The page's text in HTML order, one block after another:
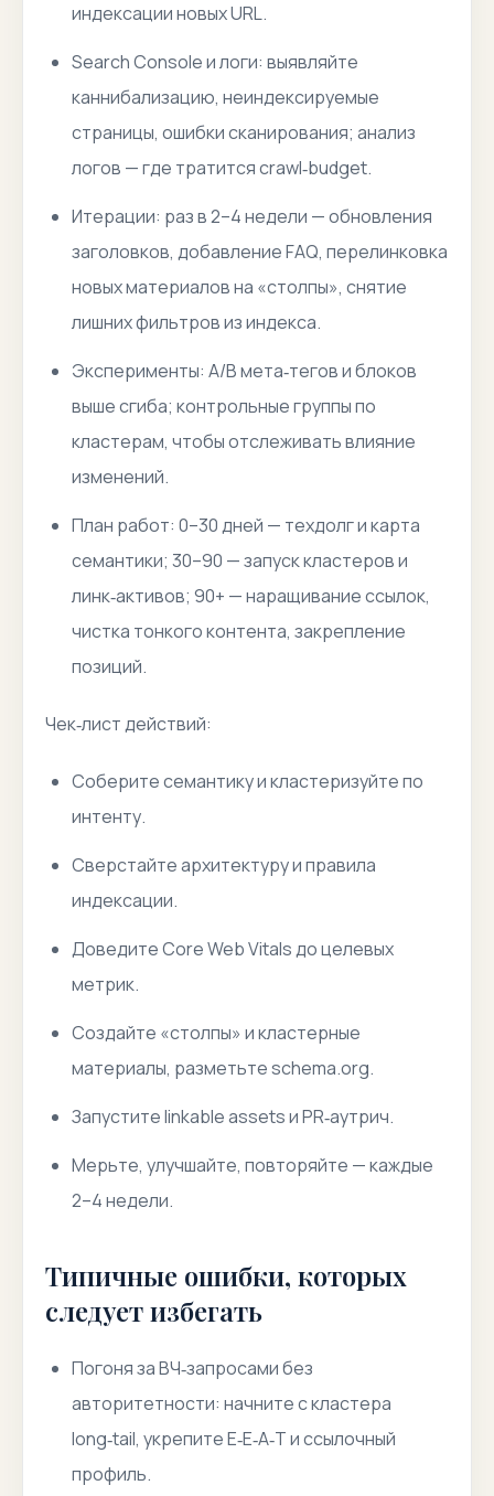
индексации новых URL.
Search Console и логи: выявляйте
каннибализацию, неиндексируемые
страницы, ошибки сканирования; анализ
логов — где тратится crawl‑budget.
Итерации: раз в 2–4 недели — обновления
заголовков, добавление FAQ, перелинковка
новых материалов на «столпы», снятие
лишних фильтров из индекса.
Эксперименты: A/B мета‑тегов и блоков
выше сгиба; контрольные группы по
кластерам, чтобы отслеживать влияние
изменений.
План работ: 0–30 дней — техдолг и карта
семантики; 30–90 — запуск кластеров и
линк‑активов; 90+ — наращивание ссылок,
чистка тонкого контента, закрепление
позиций.
Чек‑лист действий:
Соберите семантику и кластеризуйте по
интенту.
Сверстайте архитектуру и правила
индексации.
Доведите Core Web Vitals до целевых
метрик.
Создайте «столпы» и кластерные
материалы, разметьте schema.org.
Запустите linkable assets и PR‑аутрич.
Мерьте, улучшайте, повторяйте — каждые
2–4 недели.
Типичные ошибки, которых
следует избегать
Погоня за ВЧ‑запросами без
авторитетности: начните с кластера
long‑tail, укрепите E‑E‑A‑T и ссылочный
профиль.